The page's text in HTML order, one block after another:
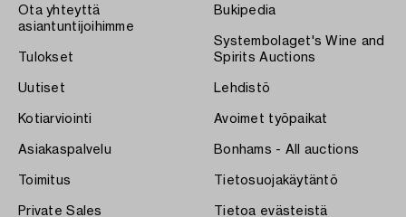
Ota yhteyttä
asiantuntijoihimme
Tulokset
Uutiset
Kotiarviointi
Asiakaspalvelu
Toimitus
Private Sales
Bukipedia
Systembolaget's Wine and
Spirits Auctions
Lehdistö
Avoimet työpaikat
Bonhams - All auctions
Tietosuojakäytäntö
Tietoa evästeistä